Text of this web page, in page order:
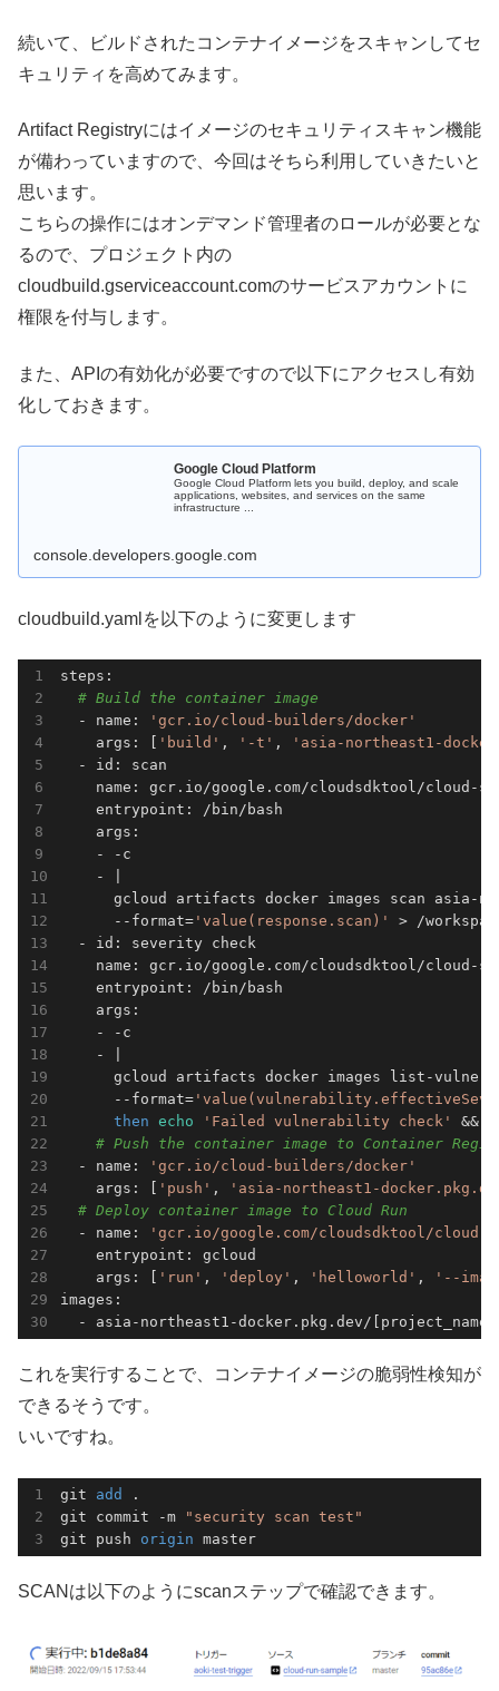
続いて、ビルドされたコンテナイメージをスキャンしてセ
キュリティを高めてみます。
Artifact Registryにはイメージのセキュリティスキャン機能
が備わっていますので、今回はそちら利用していきたいと
思います。
こちらの操作にはオンデマンド管理者のロールが必要とな
るので、プロジェクト内の
cloudbuild.gserviceaccount.comのサービスアカウントに
権限を付与します。
また、APIの有効化が必要ですので以下にアクセスし有効
化しておきます。
Google Cloud Platform
Google Cloud Platform lets you build, deploy, and scale
applications, websites, and services on the same
infrastructure ...
console.developers.google.com
cloudbuild.yamlを以下のように変更します
steps:
# Build the container image
- name:
'gcr.io/cloud-builders/docker'
args: [
'build' , '-t' ,
'asia-northeast1-
- id: scan
name: gcr.io/google.com/cloudsdktool/cloud-
entrypoint: /bin/bash
args:
- -c
- |
gcloud artifacts docker images scan asia-
--format= 'value(response.scan)'
> /
- id: severity check
name: gcr.io/google.com/cloudsdktool/cloud-
entrypoint: /bin/bash
args:
- -c
- |
gcloud artifacts docker images list-
--format=
then
echo 'Failed vulnerability check' &&
# Push the container image to Container
- name:
'gcr.io/cloud-builders/docker'
args: [
'push' ,
'asia-northeast1-
# Deploy container image to Cloud Run
- name:
'gcr.io/google.com/cloudsdktool/cloud-
entrypoint: gcloud
args: [
'run' , 'deploy' , 'helloworld' ,
'--
images:
- asia-northeast1-docker.pkg.dev/
これを実行することで、コンテナイメージの脆弱性検知が
できるそうです。
いいですね。
git add
.
git commit -m
"security scan test"
git push origin master
SCANは以下のようにscanステップで確認できます。